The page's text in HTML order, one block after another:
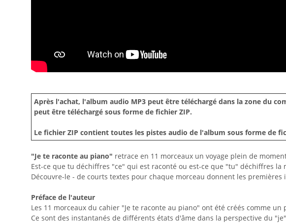
Après l'achat, l'album audio MP3 peut être téléchargé dans la zone du
peut être téléchargé sous forme de fichier ZIP.
Le fichier ZIP contient toutes les pistes audio de l'album sous forme de
"Je te raconte au piano" retrace en 11 morceaux un voyage plein de
Est-ce que tu déchiffres "ce" qui est raconté ou est-ce que "tu" déchiffres la
Découvre-le - de courts textes pour chaque morceau donnent les premières
Préface de l'auteur
Les 11 morceaux du cahier "Je te raconte au piano" ont été créés comme
Ce sont des instantanés de différents états d'âme dans la perspective du